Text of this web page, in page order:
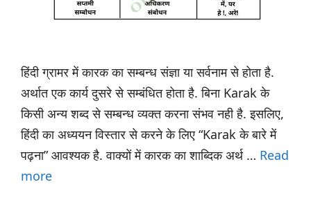
हिंदी ग्रामर में कारक का सम्बन्ध संज्ञा या सर्वनाम से होता है.
अर्थात एक कार्य दुसरे से सम्बंधित होता है. बिना Karak के
किसी अन्य शब्द से सम्बन्ध व्यक्त करना संभव नही है. इसलिए,
हिंदी का अध्ययन विस्तार से करने के लिए “Karak के बारे में
पढ़ना” आवश्यक है. वाक्यों में कारक का शाब्दिक अर्थ … Read
more